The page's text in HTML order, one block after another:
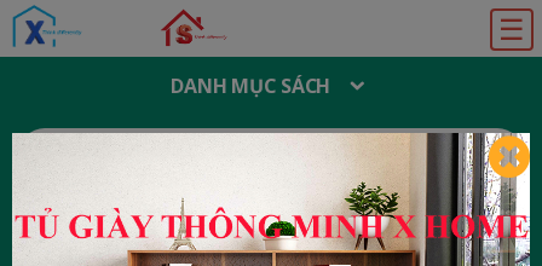
☰
DANH MỤC SÁCH
T
M
I